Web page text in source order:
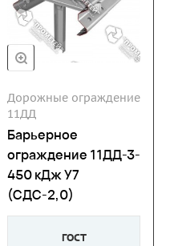
Дорожные ограждение
11ДД
Барьерное
ограждение 11ДД-3-
450 кДж У7
(СДС-2,0)
ГОСТ